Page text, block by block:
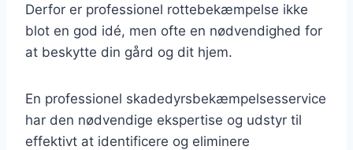
Derfor er professionel rottebekæmpelse ikke
blot en god idé, men ofte en nødvendighed for
at beskytte din gård og dit hjem.
En professionel skadedyrsbekæmpelsesservice
har den nødvendige ekspertise og udstyr til
effektivt at identificere og eliminere